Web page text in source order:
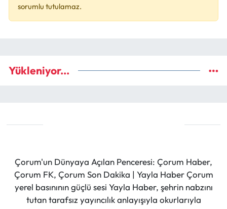
sorumlu tutulamaz.
Yükleniyor...
Çorum'un Dünyaya Açılan Penceresi: Çorum Haber,
Çorum FK, Çorum Son Dakika | Yayla Haber Çorum
yerel basınının güçlü sesi Yayla Haber, şehrin nabzını
tutan tarafsız yayıncılık anlayışıyla okurlarıyla